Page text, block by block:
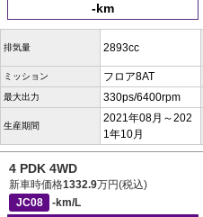
-km
排気量 2893cc
ミッション フロア8AT
最大出力 330ps/6400rpm
生産期間
2021年08月～202
1年10月
4 PDK 4WD
新車時価格1332.9万円(税込)
JC08
-km/L